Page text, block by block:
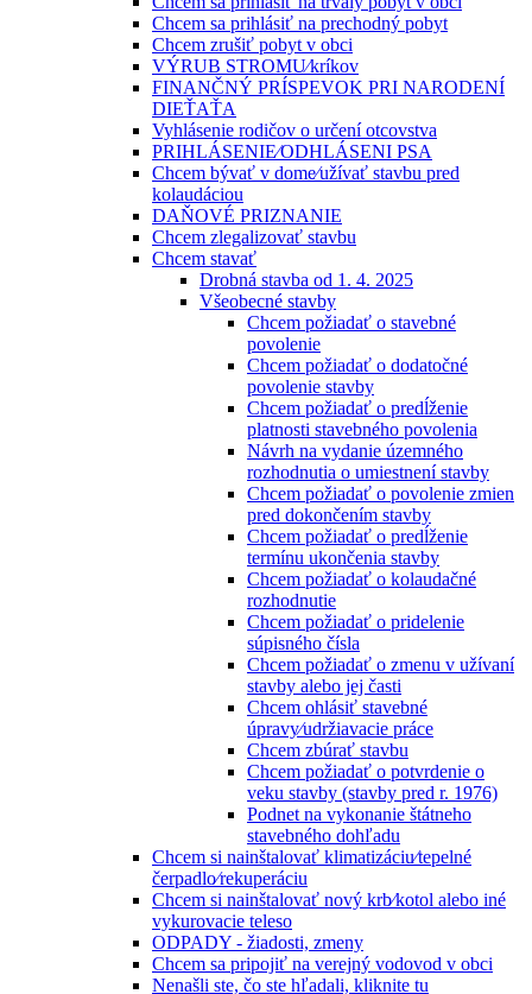
Chcem sa prihlásiť na prechodný pobyt
Chcem zrušiť pobyt v obci
VÝRUB STROMU⁄kríkov
FINANČNÝ PRÍSPEVOK PRI NARODENÍ
DIEŤAŤA
Vyhlásenie rodičov o určení otcovstva
PRIHLÁSENIE⁄ODHLÁSENI PSA
Chcem bývať v dome⁄užívať stavbu pred
kolaudáciou
DAŇOVÉ PRIZNANIE
Chcem zlegalizovať stavbu
Chcem stavať
Drobná stavba od 1. 4. 2025
Všeobecné stavby
Chcem požiadať o stavebné
povolenie
Chcem požiadať o dodatočné
povolenie stavby
Chcem požiadať o predĺženie
platnosti stavebného povolenia
Návrh na vydanie územného
rozhodnutia o umiestnení stavby
Chcem požiadať o povolenie zmien
pred dokončením stavby
Chcem požiadať o predĺženie
termínu ukončenia stavby
Chcem požiadať o kolaudačné
rozhodnutie
Chcem požiadať o pridelenie
súpisného čísla
Chcem požiadať o zmenu v užívaní
stavby alebo jej časti
Chcem ohlásiť stavebné
úpravy⁄udržiavacie práce
Chcem zbúrať stavbu
Chcem požiadať o potvrdenie o
veku stavby (stavby pred r. 1976)
Podnet na vykonanie štátneho
stavebného dohľadu
Chcem si nainštalovať klimatizáciu⁄tepelné
čerpadlo⁄rekuperáciu
Chcem si nainštalovať nový krb⁄kotol alebo iné
vykurovacie teleso
ODPADY - žiadosti, zmeny
Chcem sa pripojiť na verejný vodovod v obci
Nenašli ste, čo ste hľadali, kliknite tu